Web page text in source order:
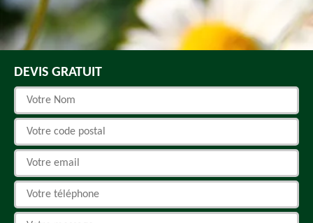
DEVIS GRATUIT